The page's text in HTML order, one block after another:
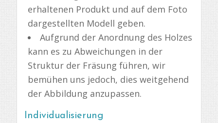
erhaltenen Produkt und auf dem Foto
dargestellten Modell geben.
Aufgrund der Anordnung des Holzes
kann es zu Abweichungen in der
Struktur der Fräsung führen, wir
bemühen uns jedoch, dies weitgehend
der Abbildung anzupassen.
Individualisierung